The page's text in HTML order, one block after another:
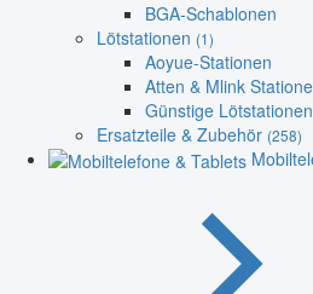
BGA-Schablonen
Lötstationen (1)
Aoyue-Stationen
Atten & Mlink
Günstige Lötstationen
Ersatzteile & Zubehör (258)